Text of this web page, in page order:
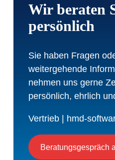
Wir beraten
persönlich
Sie haben Fragen
weitergehende
nehmen uns gerne
persönlich, ehrlich
Vertrieb | hmd-
Beratungsgespräch